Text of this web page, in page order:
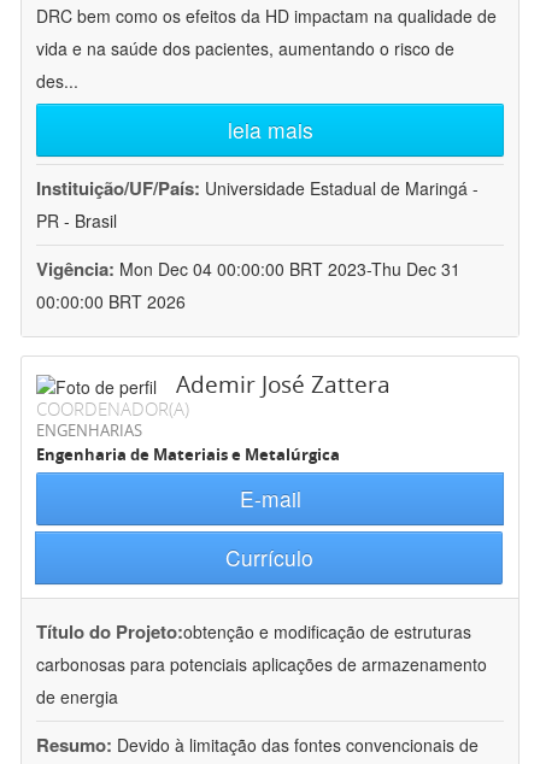
DRC bem como os efeitos da HD impactam na qualidade de
vida e na saúde dos pacientes, aumentando o risco de
des...
leia mais
Instituição/UF/País: Universidade Estadual de Maringá -
PR - Brasil
Vigência: Mon Dec 04 00:00:00 BRT 2023-Thu Dec 31
00:00:00 BRT 2026
Ademir José Zattera
COORDENADOR(A)
ENGENHARIAS
Engenharia de Materiais e Metalúrgica
E-mail
Currículo
Título do Projeto:obtenção e modificação de estruturas
carbonosas para potenciais aplicações de armazenamento
de energia
Resumo: Devido à limitação das fontes convencionais de